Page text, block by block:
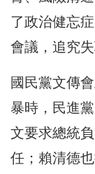
了政治健忘
會議，追究失
國民黨文傳
暴時，民進
文要求總統
任；賴清德